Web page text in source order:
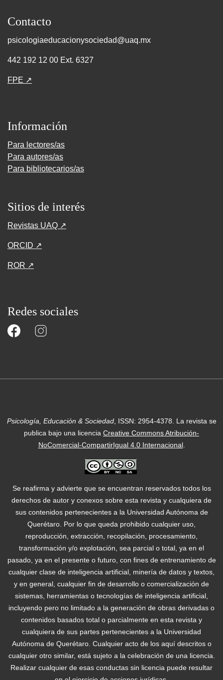
Contacto
psicologiaeducacionysociedad@uaq.mx
442 192 12 00 Ext. 6327
FPE ↗
Información
Para lectores/as
Para autores/as
Para bibliotecarios/as
Sitios de interés
Revistas UAQ ↗
ORCID ↗
ROR ↗
Redes sociales
Psicología, Educación & Sociedad, ISSN: 2954-4378. La revista se
publica bajo una licencia Creative Commons Atribución-
NoComercial-CompartirIgual 4.0 Internacional.
Se reafirma y advierte que se encuentran reservados todos los
derechos de autor y conexos sobre esta revista y cualquiera de
sus contenidos pertenecientes a la Universidad Autónoma de
Querétaro. Por lo que queda prohibido cualquier uso,
reproducción, extracción, recopilación, procesamiento,
transformación y/o explotación, sea parcial o total, ya en el
pasado, ya en el presente o futuro, con fines de entrenamiento de
cualquier clase de inteligencia artificial, minería de datos y textos,
y en general, cualquier fin de desarrollo o comercialización de
sistemas, herramientas o tecnologías de inteligencia artificial,
incluyendo pero no limitado a la generación de obras derivadas o
contenidos basados total o parcialmente en esta revista y
cualquiera de sus partes pertenecientes a la Universidad
Autónoma de Querétaro. Cualquier acto de los aquí descritos o
cualquier otro similar, está sujeto a la celebración de una licencia.
Realizar cualquier de esas conductas sin licencia puede resultar